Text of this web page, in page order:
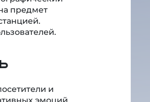
предмет
и
эмоций